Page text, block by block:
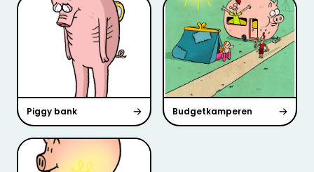
Piggy bank Budgetkamperen